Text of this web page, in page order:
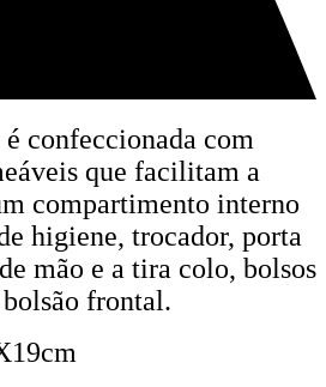
confeccionada com
que facilitam a
compartimento interno
higiene, trocador, porta
mão e a tira colo, bolsos
frontal.